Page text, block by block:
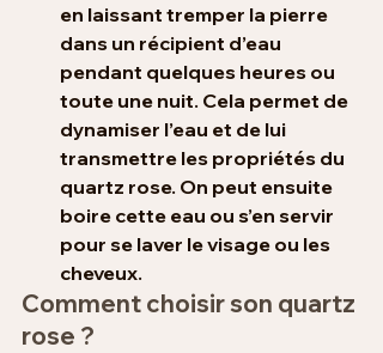
en laissant tremper la pierre
dans un récipient d’eau
pendant quelques heures ou
toute une nuit. Cela permet de
dynamiser l’eau et de lui
transmettre les propriétés du
quartz rose. On peut ensuite
boire cette eau ou s’en servir
pour se laver le visage ou les
cheveux.
Comment choisir son quartz
rose ?